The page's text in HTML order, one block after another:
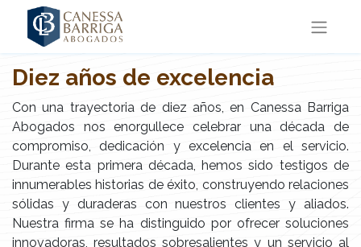
Diez años de excelencia
Con una trayectoria de diez años, en Canessa Barriga
Abogados nos enorgullece celebrar una década de
compromiso, dedicación y excelencia en el servicio.
Durante esta primera década, hemos sido testigos de
innumerables historias de éxito, construyendo relaciones
sólidas y duraderas con nuestros clientes y aliados.
Nuestra firma se ha distinguido por ofrecer soluciones
innovadoras, resultados sobresalientes y un servicio al